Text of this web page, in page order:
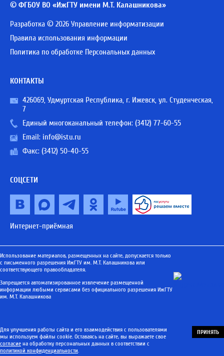
© ФГБОУ ВО «ИжГТУ имени М.Т. Калашникова»
Разработка © 2026 Управление информатизации
Правила использования информации
Политика по обработке Персональных данных
КОНТАКТЫ
426069, Удмуртская Республика, г. Ижевск, ул. Студенческая,
7
Единый многоканальный телефон: (3412) 77-60-55
Email: info@istu.ru
Факс: (3412) 50-40-55
СОЦСЕТИ
Интернет-приёмная
Использование материалов, размещенных на сайте, допускается только
с письменного разрешения ИжГТУ им. М.Т. Калашникова или
соответствующего правообладателя.
Запрещается автоматизированное извлечение размещенной
информации любыми сервисами без официального разрешения ИжГТУ
им. М.Т. Калашникова
Для улучшения работы сайта и его взаимодействия с пользователями
мы используем файлы cookie. Оставаясь на сайте, вы выражаете свое
согласие на обработку персональных данных в соответствии с
политикой конфиденциальности.
ПРИНЯТЬ